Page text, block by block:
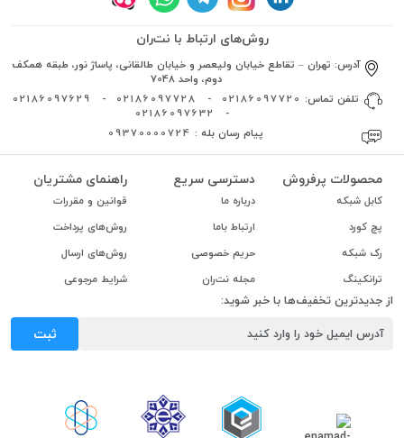
روش‌های ارتباط با نت‌ران
آدرس: تهران – تقاطع خیابان ولیعصر و خیابان طالقانی، پاساژ نور، طبقه همکف
دوم، واحد 7048
تلفن تماس: 02186097720
-
02186097728
-
02186097629
-
02186097632
پیام رسان بله : 09370000724
محصولات پرفروش
کابل شبکه
پچ کورد
رک شبکه
ترانکینگ
دسترسی سریع
درباره ما
ارتباط باما
حریم خصوصی
مجله نت‌ران
راهنمای مشتریان
قوانین و مقررات
روش‌های پرداخت
روش‌های ارسال
شرایط مرجوعی
از جدیدترین تخفیف‌ها با خبر شوید:
ثبت